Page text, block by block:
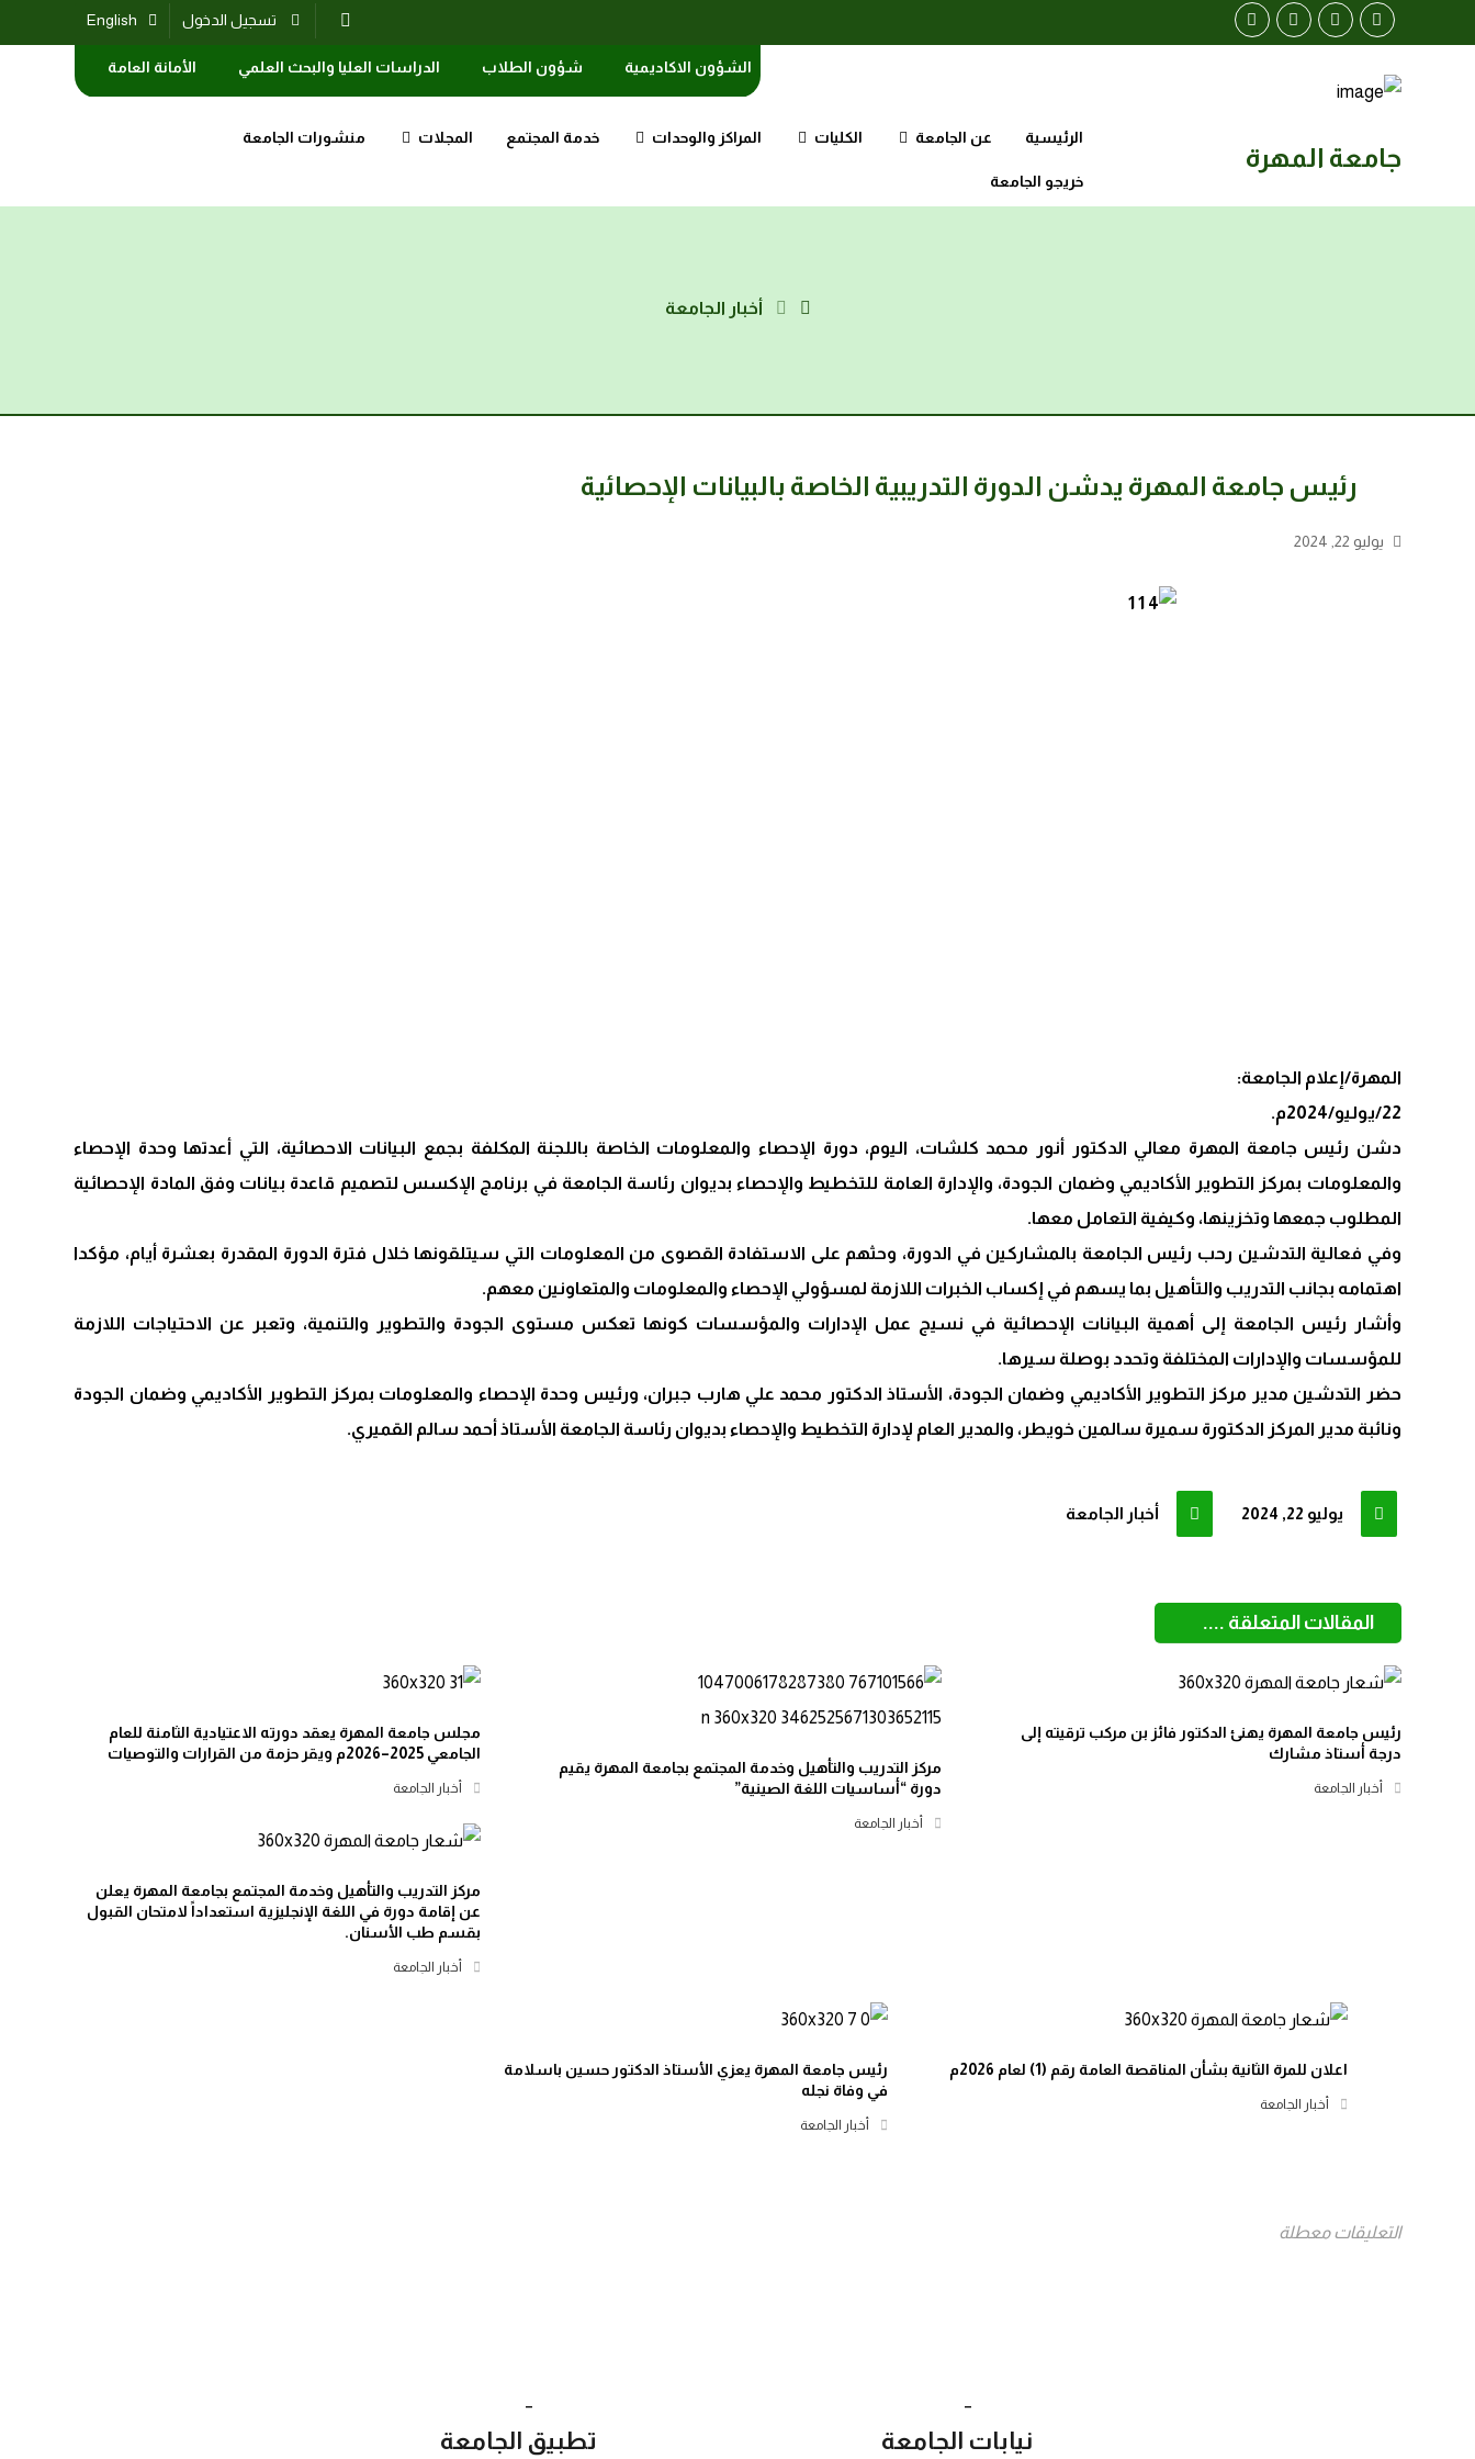
English تسجيل الدخول
الشؤون الاكاديمية شؤون الطلاب الدراسات العليا والبحث العلمي الأمانة العامة
جامعة المهرة
الرئيسية عن الجامعة الكليات المراكز والوحدات خدمة المجتمع المجلات منشورات الجامعة
خريجو الجامعة
أخبار الجامعة
رئيس جامعة المهرة يدشن الدورة التدريبية الخاصة بالبيانات الإحصائية
يوليو 22, 2024
المهرة/إعلام الجامعة:
22/يوليو/2024م.
دشن رئيس جامعة المهرة معالي الدكتور أنور محمد كلشات، اليوم، دورة الإحصاء والمعلومات الخاصة باللجنة المكلفة بجمع البيانات الاحصائية، التي أعدتها وحدة الإحصاء
والمعلومات بمركز التطوير الأكاديمي وضمان الجودة، والإدارة العامة للتخطيط والإحصاء بديوان رئاسة الجامعة في برنامج الإكسس لتصميم قاعدة بيانات وفق المادة الإحصائية
المطلوب جمعها وتخزينها، وكيفية التعامل معها.
وفي فعالية التدشين رحب رئيس الجامعة بالمشاركين في الدورة، وحثهم على الاستفادة القصوى من المعلومات التي سيتلقونها خلال فترة الدورة المقدرة بعشرة أيام، مؤكدا
اهتمامه بجانب التدريب والتأهيل بما يسهم في إكساب الخبرات اللازمة لمسؤولي الإحصاء والمعلومات والمتعاونين معهم.
وأشار رئيس الجامعة إلى أهمية البيانات الإحصائية في نسيج عمل الإدارات والمؤسسات كونها تعكس مستوى الجودة والتطوير والتنمية، وتعبر عن الاحتياجات اللازمة
للمؤسسات والإدارات المختلفة وتحدد بوصلة سيرها.
حضر التدشين مدير مركز التطوير الأكاديمي وضمان الجودة، الأستاذ الدكتور محمد علي هارب جبران، ورئيس وحدة الإحصاء والمعلومات بمركز التطوير الأكاديمي وضمان الجودة
ونائبة مدير المركز الدكتورة سميرة سالمين خويطر، والمدير العام لإدارة التخطيط والإحصاء بديوان رئاسة الجامعة الأستاذ أحمد سالم القميري.
يوليو 22, 2024 أخبار الجامعة
المقالات المتعلقة ....
رئيس جامعة المهرة يهنئ الدكتور فائز بن مركب ترقيته إلى
درجة أستاذ مشارك
أخبار الجامعة
مركز التدريب والتأهيل وخدمة المجتمع بجامعة المهرة يقيم
دورة “أساسيات اللغة الصينية”
أخبار الجامعة
مجلس جامعة المهرة يعقد دورته الاعتيادية الثامنة للعام
الجامعي 2025–2026م ويقر حزمة من القرارات والتوصيات
أخبار الجامعة
مركز التدريب والتأهيل وخدمة المجتمع بجامعة المهرة يعلن
عن إقامة دورة في اللغة الإنجليزية استعداداً لامتحان القبول
بقسم طب الأسنان.
أخبار الجامعة
اعلان للمرة الثانية بشأن المناقصة العامة رقم (1) لعام 2026م
أخبار الجامعة
رئيس جامعة المهرة يعزي الأستاذ الدكتور حسين باسلامة
في وفاة نجله
أخبار الجامعة
التعليقات معطلة
تطبيق الجامعة نيابات الجامعة